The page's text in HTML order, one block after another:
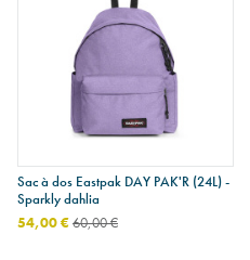
Sac à dos Eastpak DAY PAK'R (24L) -
Sparkly dahlia
54,00 €60,00 €